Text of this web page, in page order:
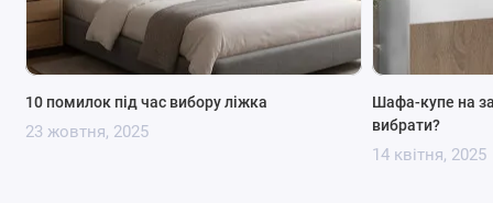
10 помилок під час вибору ліжка
23 жовтня, 2025
Шафа-купе на
вибрати?
14 квітня, 2025